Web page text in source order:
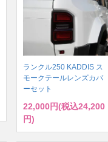
ランクル250 KADDIS ス
モークテールレンズカバ
ーセット
22,000円(税込24,200
円)